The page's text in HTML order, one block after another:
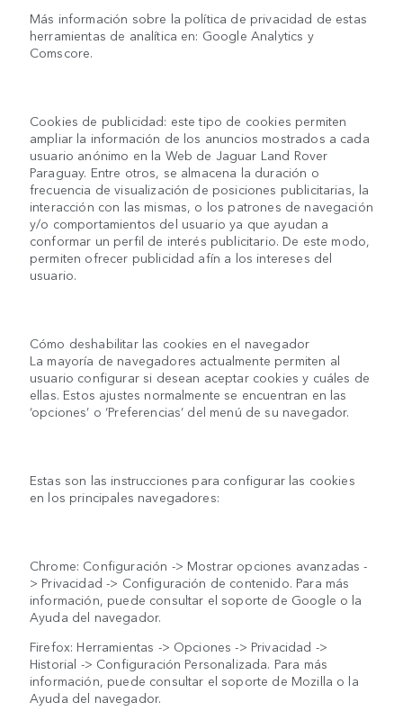
Más información sobre la política de privacidad de estas
herramientas de analítica en: Google Analytics y
Comscore.
Cookies de publicidad: este tipo de cookies permiten
ampliar la información de los anuncios mostrados a cada
usuario anónimo en la Web de Jaguar Land Rover
Paraguay. Entre otros, se almacena la duración o
frecuencia de visualización de posiciones publicitarias, la
interacción con las mismas, o los patrones de navegación
y/o comportamientos del usuario ya que ayudan a
conformar un perfil de interés publicitario. De este modo,
permiten ofrecer publicidad afín a los intereses del
usuario.
Cómo deshabilitar las cookies en el navegador
La mayoría de navegadores actualmente permiten al
usuario configurar si desean aceptar cookies y cuáles de
ellas. Estos ajustes normalmente se encuentran en las
‘opciones’ o ‘Preferencias’ del menú de su navegador.
Estas son las instrucciones para configurar las cookies
en los principales navegadores:
Chrome: Configuración -> Mostrar opciones avanzadas -
> Privacidad -> Configuración de contenido. Para más
información, puede consultar el soporte de Google o la
Ayuda del navegador.
Firefox: Herramientas -> Opciones -> Privacidad ->
Historial -> Configuración Personalizada. Para más
información, puede consultar el soporte de Mozilla o la
Ayuda del navegador.